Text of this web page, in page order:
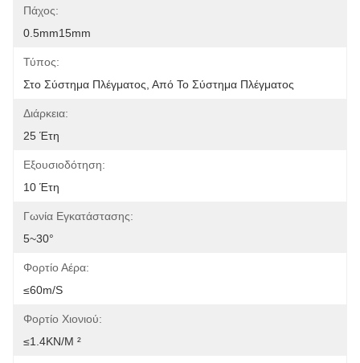
Πάχος:
0.5mm15mm
Τύπος:
Στο Σύστημα Πλέγματος, Από Το Σύστημα Πλέγματος
Διάρκεια:
25 Έτη
Εξουσιοδότηση:
10 Έτη
Γωνία Εγκατάστασης:
5~30°
Φορτίο Αέρα:
≤60m/s
Φορτίο Χιονιού:
≤1.4KN/m ²